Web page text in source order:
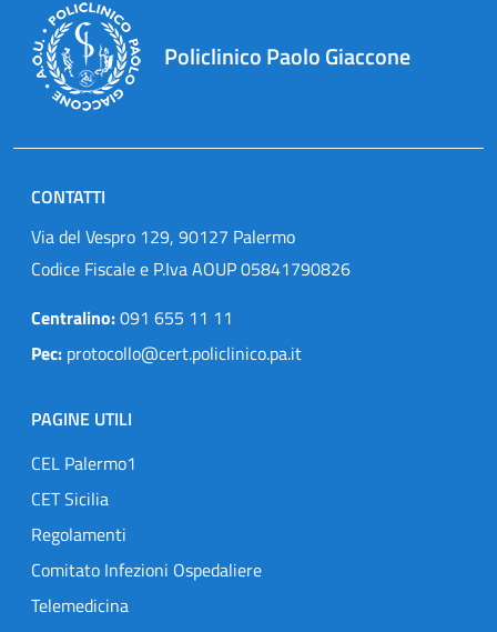
Policlinico Paolo Giaccone
CONTATTI
Via del Vespro 129, 90127 Palermo
Codice Fiscale e P.Iva AOUP 05841790826
Centralino:091 655 11 11
Pec: protocollo@cert.policlinico.pa.it
PAGINE UTILI
CEL Palermo1
CET Sicilia
Regolamenti
Comitato Infezioni Ospedaliere
Telemedicina